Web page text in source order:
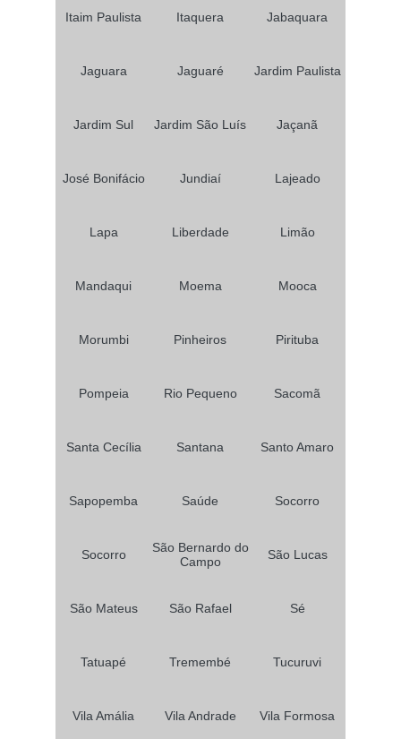
Itaim Paulista Itaquera Jabaquara
Jaguara Jaguaré Jardim Paulista
Jardim Sul Jardim São Luís Jaçanã
José Bonifácio Jundiaí Lajeado
Lapa Liberdade Limão
Mandaqui Moema Mooca
Morumbi Pinheiros Pirituba
Pompeia Rio Pequeno Sacomã
Santa Cecília Santana Santo Amaro
Sapopemba Saúde Socorro
Socorro
São Bernardo do
Campo
São Lucas
São Mateus São Rafael Sé
Tatuapé Tremembé Tucuruvi
Vila Amália Vila Andrade Vila Formosa